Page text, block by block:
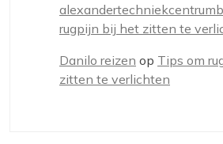
rugpijn bij het zitten te
Danilo reizen op Tips om
zitten te verlichten